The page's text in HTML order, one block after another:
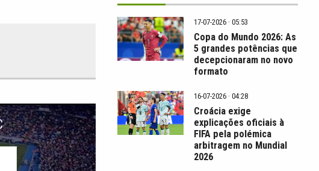
17-07-2026 · 05:53
Copa do Mundo 2026: As
5 grandes potências que
decepcionaram no novo
formato
16-07-2026 · 04:28
Croácia exige
explicações oficiais à
FIFA pela polémica
arbitragem no Mundial
2026